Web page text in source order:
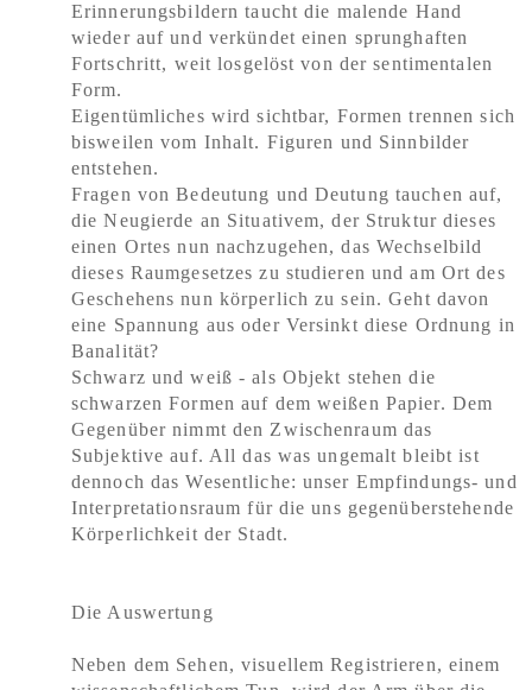
Erinnerungsbildern taucht die malende Hand
wieder auf und verkündet einen sprunghaften
Fortschritt, weit losgelöst von der sentimentalen
Form.
Eigentümliches wird sichtbar, Formen trennen sich
bisweilen vom Inhalt. Figuren und Sinnbilder
entstehen.
Fragen von Bedeutung und Deutung tauchen auf,
die Neugierde an Situativem, der Struktur dieses
einen Ortes nun nachzugehen, das Wechselbild
dieses Raumgesetzes zu studieren und am Ort des
Geschehens nun körperlich zu sein. Geht davon
eine Spannung aus oder Versinkt diese Ordnung in
Banalität?
Schwarz und weiß - als Objekt stehen die
schwarzen Formen auf dem weißen Papier. Dem
Gegenüber nimmt den Zwischenraum das
Subjektive auf. All das was ungemalt bleibt ist
dennoch das Wesentliche: unser Empfindungs- und
Interpretationsraum für die uns gegenüberstehende
Körperlichkeit der Stadt.
Die Auswertung
Neben dem Sehen, visuellem Registrieren, einem